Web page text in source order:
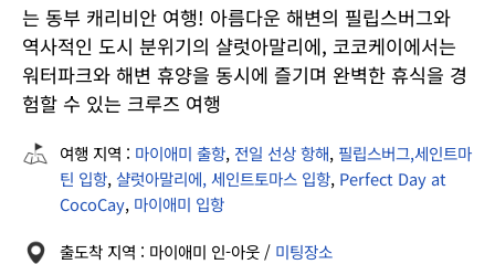
는 동부 캐리비안 여행! 아름다운 해변의 필립스버그와
역사적인 도시 분위기의 샬럿아말리에, 코코케이에서는
워터파크와 해변 휴양을 동시에 즐기며 완벽한 휴식을 경
험할 수 있는 크루즈 여행
여행 지역 : 마이애미 출항, 전일 선상 항해, 필립스버그,세인트마
틴 입항, 샬럿아말리에, 세인트토마스 입항, Perfect Day at
CocoCay, 마이애미 입항
출도착 지역 : 마이애미 인-아웃 / 미팅장소